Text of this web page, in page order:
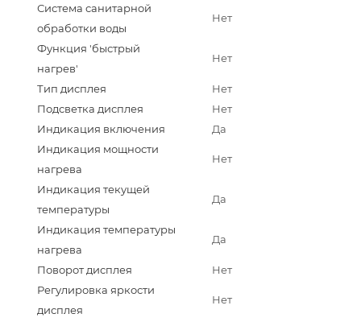
Система санитарной
обработки воды
Нет
Функция 'быстрый
нагрев'
Нет
Тип дисплея
Нет
Подсветка дисплея
Нет
Индикация включения
Да
Индикация мощности
нагрева
Нет
Индикация текущей
температуры
Да
Индикация температуры
нагрева
Да
Поворот дисплея
Нет
Регулировка яркости
дисплея
Нет